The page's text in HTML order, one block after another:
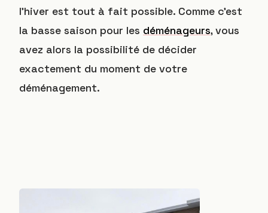
l’hiver est tout à fait possible. Comme c’est
la basse saison pour les déménageurs, vous
avez alors la possibilité de décider
exactement du moment de votre
déménagement.